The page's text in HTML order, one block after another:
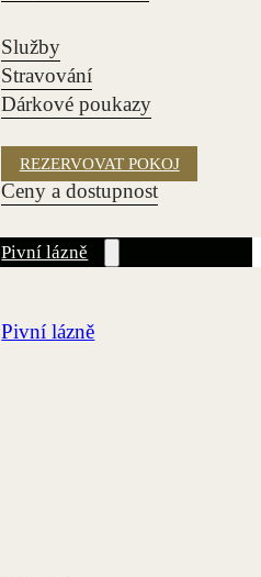
Služby
Stravování
Dárkové poukazy
REZERVOVAT POKOJ
Ceny a dostupnost
Pivní lázně
Pivní lázně